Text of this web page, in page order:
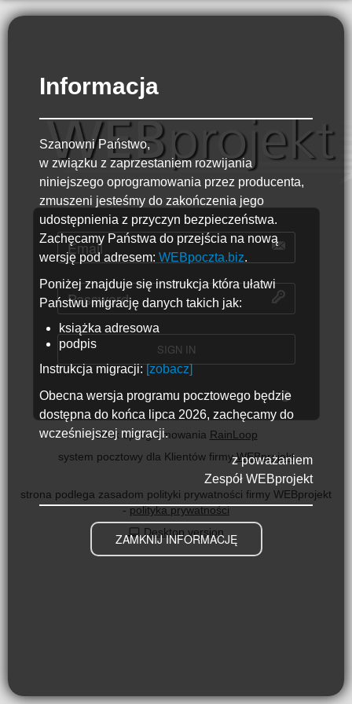
SIGN IN
silnik oprogramowania RainLoop
system pocztowy dla Klientów firmyWEBprojekt
strona podlega zasadom polityki prywatności firmy WEBprojekt
-polityka prywatności
Desktop version
Informacja
Szanowni Państwo,
w związku z zaprzestaniem rozwijania
niniejszego oprogramowania przez producenta,
zmuszeni jesteśmy do zakończenia jego
udostępnienia z przyczyn bezpieczeństwa.
Zachęcamy Państwa do przejścia na nową
wersję pod adresem: WEBpoczta.biz.
Poniżej znajduje się instrukcja która ułatwi
Państwu migrację danych takich jak:
książka adresowa
podpis
Instrukcja migracji:[zobacz]
Obecna wersja programu pocztowego będzie
dostępna do końca lipca 2026, zachęcamy do
wcześniejszej migracji.
z poważaniem
Zespół WEBprojekt
ZAMKNIJ INFORMACJĘ